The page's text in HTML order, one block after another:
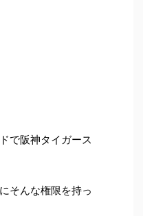
で阪神タイガース
そんな権限を持っ